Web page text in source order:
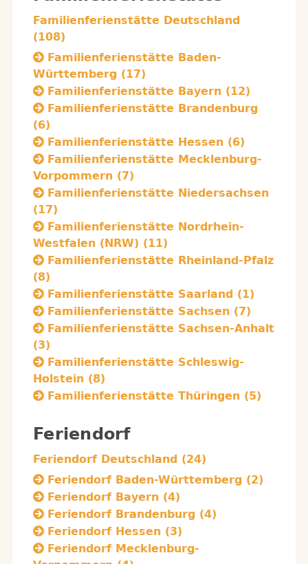
Familienferienstätte Deutschland
(108)
Familienferienstätte Baden-
Württemberg (17)
Familienferienstätte Bayern (12)
Familienferienstätte Brandenburg
(6)
Familienferienstätte Hessen (6)
Familienferienstätte Mecklenburg-
Vorpommern (7)
Familienferienstätte Niedersachsen
(17)
Familienferienstätte Nordrhein-
Westfalen (NRW) (11)
Familienferienstätte Rheinland-Pfalz
(8)
Familienferienstätte Saarland (1)
Familienferienstätte Sachsen (7)
Familienferienstätte Sachsen-Anhalt
(3)
Familienferienstätte Schleswig-
Holstein (8)
Familienferienstätte Thüringen (5)
Feriendorf
Feriendorf Deutschland (24)
Feriendorf Baden-Württemberg (2)
Feriendorf Bayern (4)
Feriendorf Brandenburg (4)
Feriendorf Hessen (3)
Feriendorf Mecklenburg-